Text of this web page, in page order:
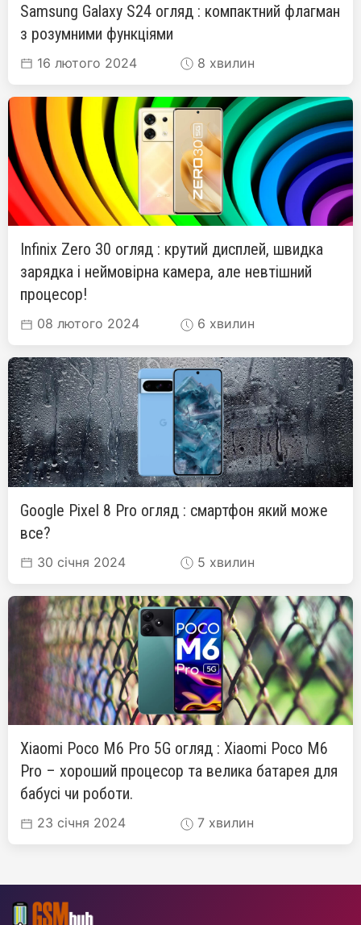
Samsung Galaxy S24 огляд : компактний флагман
з розумними функціями
16 лютого 2024 8 хвилин
Infinix Zero 30 огляд : крутий дисплей, швидка
зарядка і неймовірна камера, але невтішний
процесор!
08 лютого 2024 6 хвилин
Google Pixel 8 Pro огляд : смартфон який може
все?
30 січня 2024 5 хвилин
Xiaomi Poco M6 Pro 5G огляд : Xiaomi Poco M6
Pro – хороший процесор та велика батарея для
бабусі чи роботи.
23 січня 2024 7 хвилин